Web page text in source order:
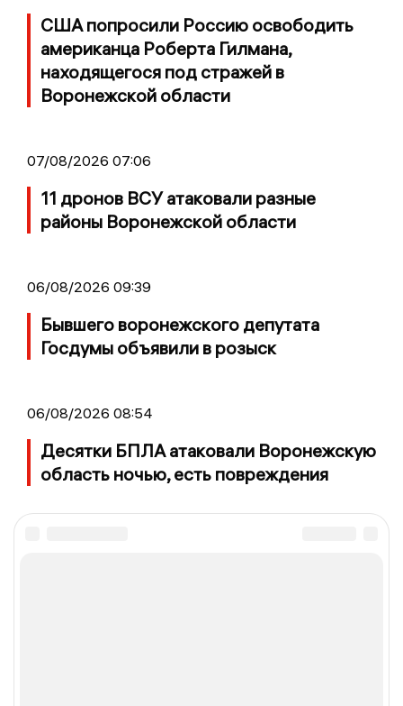
США попросили Россию освободить
американца Роберта Гилмана,
находящегося под стражей в
Воронежской области
07/08/2026 07:06
11 дронов ВСУ атаковали разные
районы Воронежской области
06/08/2026 09:39
Бывшего воронежского депутата
Госдумы объявили в розыск
06/08/2026 08:54
Десятки БПЛА атаковали Воронежскую
область ночью, есть повреждения